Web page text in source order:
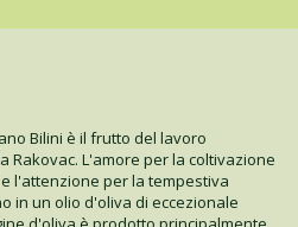
Bilini è il frutto del lavoro
Rakovac. L'amore per la coltivazione
l'attenzione per la tempestiva
in un olio d'oliva di eccezionale